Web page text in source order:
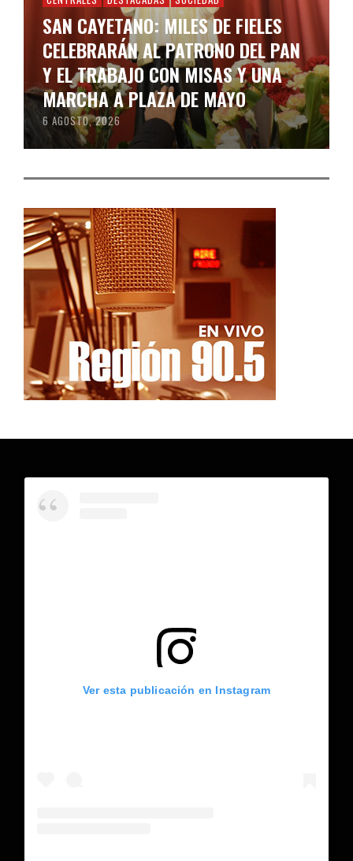
SAN CAYETANO: MILES DE FIELES
CELEBRARÁN AL PATRONO DEL PAN
Y EL TRABAJO CON MISAS Y UNA
MARCHA A PLAZA DE MAYO
6 AGOSTO, 2026
Ver esta publicación en Instagram